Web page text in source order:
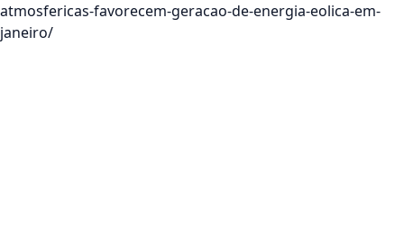
atmosfericas-favorecem-geracao-de-energia-eolica-em-
janeiro/